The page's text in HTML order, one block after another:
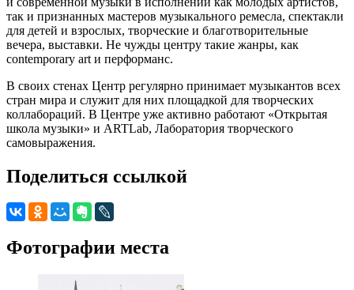
так и признанных мастеров музыкального ремесла, спектакли
для детей и взрослых, творческие и благотворительные
вечера, выставки. Не чужды центру такие жанры, как
contemporary art и перформанс.
В своих стенах Центр регулярно принимает музыкантов всех
стран мира и служит для них площадкой для творческих
коллабораций. В Центре уже активно работают «Открытая
школа музыки» и ARTLab, Лаборатория творческого
самовыражения.
Поделиться ссылкой
Фотографии места